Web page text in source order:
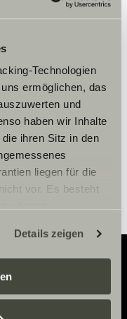
Technologien
ermöglichen, das
und
haben wir Inhalte
ihren Sitz in den
liegen für die
vor. Es besteht
Daten für
Daten
finden Sie hier:
Details zeigen